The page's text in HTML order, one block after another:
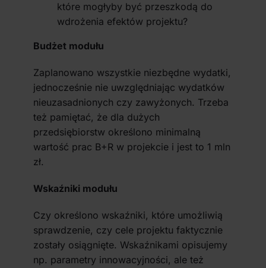
które mogłyby być przeszkodą do
wdrożenia efektów projektu?
Budżet modułu
Zaplanowano wszystkie niezbędne wydatki,
jednocześnie nie uwzględniając wydatków
nieuzasadnionych czy zawyżonych. Trzeba
też pamiętać, że dla dużych
przedsiębiorstw określono minimalną
wartość prac B+R w projekcie i jest to 1 mln
zł.
Wskaźniki modułu
Czy określono wskaźniki, które umożliwią
sprawdzenie, czy cele projektu faktycznie
zostały osiągnięte. Wskaźnikami opisujemy
np. parametry innowacyjności, ale też